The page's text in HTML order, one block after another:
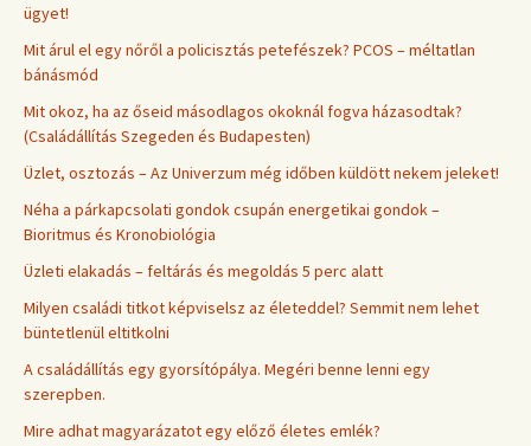
ügyet!
Mit árul el egy nőről a policisztás petefészek? PCOS – méltatlan
bánásmód
Mit okoz, ha az őseid másodlagos okoknál fogva házasodtak?
(Családállítás Szegeden és Budapesten)
Üzlet, osztozás – Az Univerzum még időben küldött nekem jeleket!
Néha a párkapcsolati gondok csupán energetikai gondok –
Bioritmus és Kronobiológia
Üzleti elakadás – feltárás és megoldás 5 perc alatt
Milyen családi titkot képviselsz az életeddel? Semmit nem lehet
büntetlenül eltitkolni
A családállítás egy gyorsítópálya. Megéri benne lenni egy
szerepben.
Mire adhat magyarázatot egy előző életes emlék?